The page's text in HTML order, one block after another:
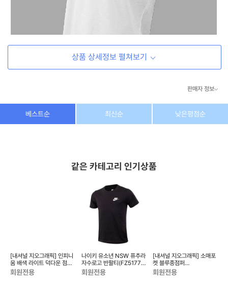
상품 상세정보 펼쳐보기
판매자 정보
상호/대표자 (주) 동이커머스
dongeecom@naver.com
경기도 고양시 덕양구 꽃마을로64, 1235호
베스트순 최신순 낮은평점순
같은 카테고리 인기상품
[내셔널 지오그래픽] 인피니
움 배색 라이트 덕다운 점퍼
N227UDW410
회원전용
나이키 유소년 NSW 퓨추라
자수로고 반팔티(FZ5177-
010)
회원전용
[내셔널 지오그래픽] 소매포
켓 블루종점퍼
N226UJP340
회원전용